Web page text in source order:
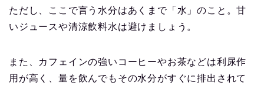
ただし、ここで言う水分はあくまで「水」のこと。甘
いジュースや清涼飲料水は避けましょう。
また、カフェインの強いコーヒーやお茶などは利尿作
用が高く、量を飲んでもその水分がすぐに排出されて